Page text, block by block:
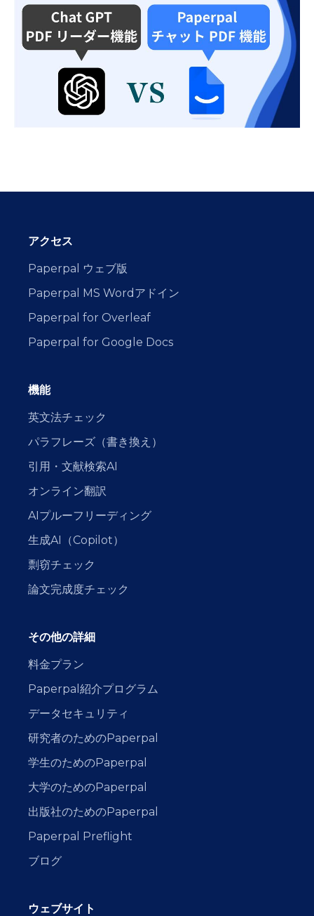
アクセス
Paperpal ウェブ版
Paperpal MS Wordアドイン
Paperpal for Overleaf
Paperpal for Google Docs
機能
英文法チェック
パラフレーズ（書き換え）
引用・文献検索AI
オンライン翻訳
AIプルーフリーディング
生成AI（Copilot）
剽窃チェック
論文完成度チェック
その他の詳細
料金プラン
Paperpal紹介プログラム
データセキュリティ
研究者のためのPaperpal
学生のためのPaperpal
大学のためのPaperpal
出版社のためのPaperpal
Paperpal Preflight
ブログ
ウェブサイト